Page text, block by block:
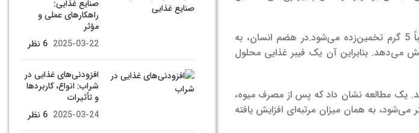
در هضم انسان، به
می‌دهد. بنابراین آن یک فیبر غذایی محلول
یک مطالعه نشان داد که پس از مصرف میوه،
به همان میزان مرتبه‌ای افزایش یافته
صنایع غذایی:
راهکارهای عملی و
مؤثر
2025-03-22 6 نظر
افزودنی‌های غذایی در
شراب: انواع، کاربردها
و تأثیرات
2025-03-24 6 نظر